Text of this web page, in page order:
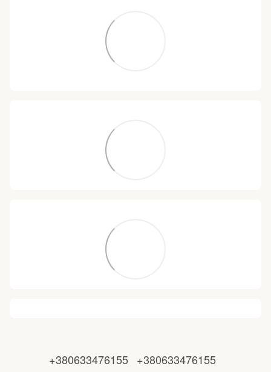
+380633476155 +380633476155